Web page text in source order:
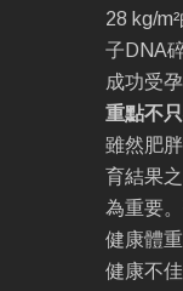
28 kg/
子DNA
成功受
重點不
雖然肥
育結果
為重要
健康體
健康不